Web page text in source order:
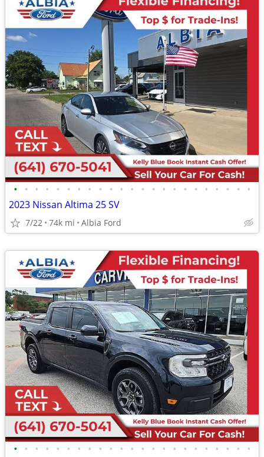
• • • • • • • • • • • • • • • • • • • • • • •
2023 Nissan Altima 25 SV
7/22 74k mi Albia Ford
• • • • • • • • • • • • • • • • • • • • • • •